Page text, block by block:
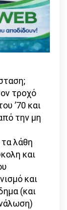
τροχό
’70 και
την μη
λάθη
και
και
(και